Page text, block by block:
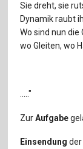
Sie dreht, sie
Dynamik raubt
Wo sind nun die
wo Gleiten, wo
....."
ZurAufgabe
Einsendung der